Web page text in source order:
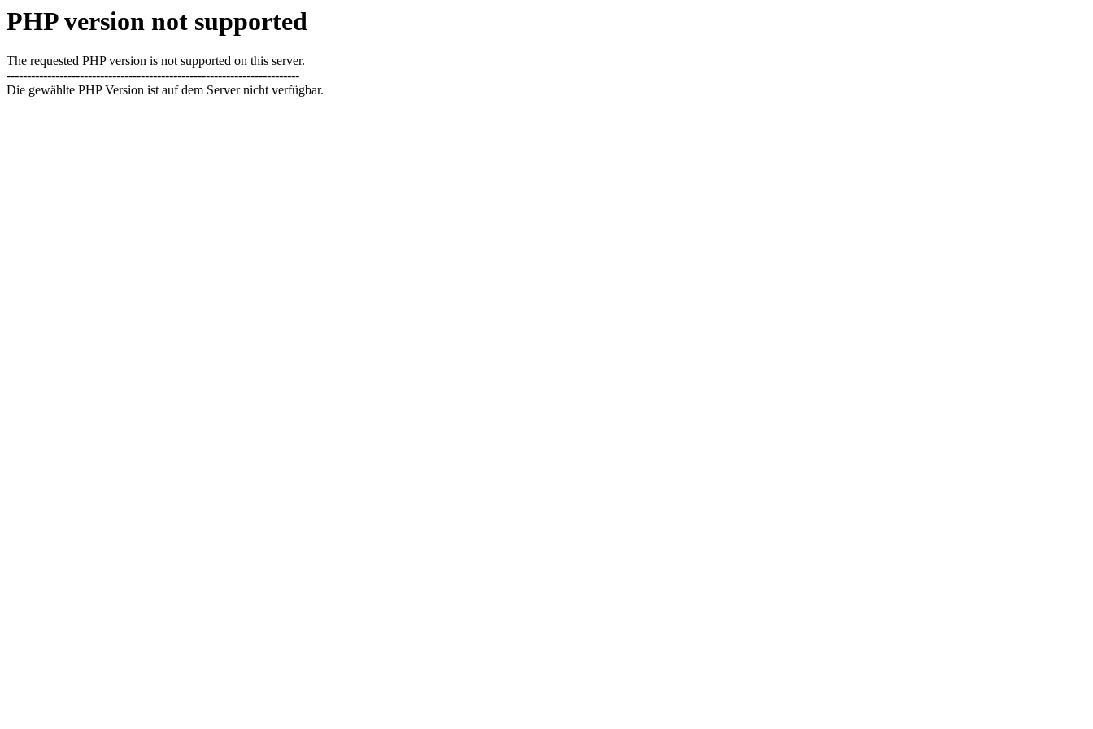
PHP version not supported
The requested PHP version is not supported on this server.
------------------------------------------------------------------------
Die gewählte PHP Version ist auf dem Server nicht verfügbar.